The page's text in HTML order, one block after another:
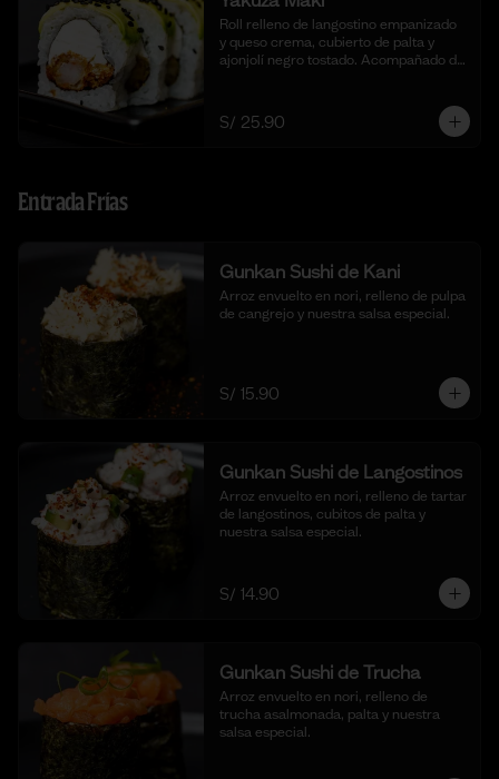
Roll relleno de langostino empanizado
y queso crema, cubierto de palta y
ajonjolí negro tostado. Acompañado de
S/ 25.90
Entrada Frías
Gunkan Sushi de Kani
Arroz envuelto en nori, relleno de pulpa
de cangrejo y nuestra salsa especial.
S/ 15.90
Gunkan Sushi de Langostinos
Arroz envuelto en nori, relleno de tartar
de langostinos, cubitos de palta y
nuestra salsa especial.
S/ 14.90
Gunkan Sushi de Trucha
Arroz envuelto en nori, relleno de
trucha asalmonada, palta y nuestra
salsa especial.